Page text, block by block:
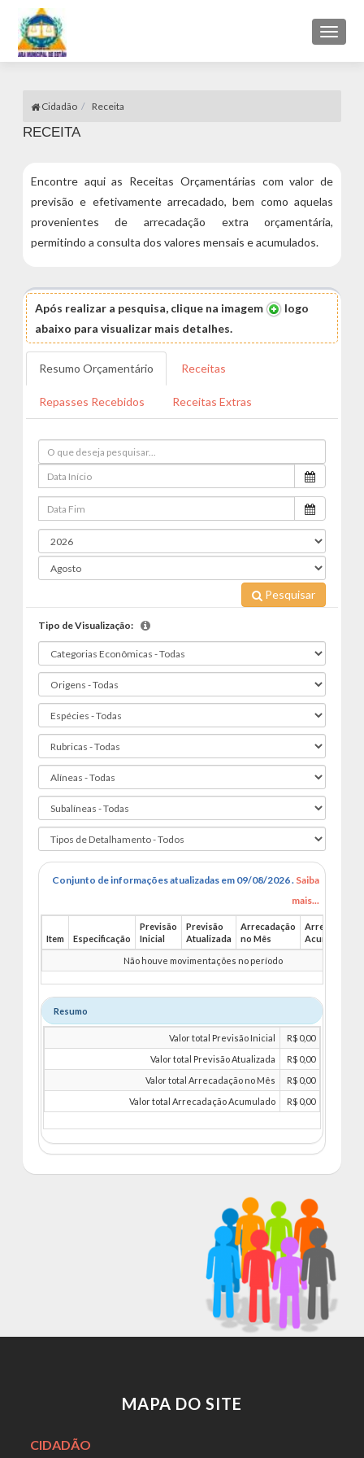
Toggle
Cidadão Receita
RECEITA
Encontre aqui as Receitas Orçamentárias com valor de
previsão e efetivamente arrecadado, bem como aquelas
provenientes de arrecadação extra orçamentária,
permitindo a consulta dos valores mensais e acumulados.
Após realizar a pesquisa, clique na imagem
logo
abaixo para visualizar mais detalhes.
Resumo Orçamentário Receitas
Repasses Recebidos Receitas Extras
Pesquisar
Tipo de Visualização:
Conjunto de informações atualizadas em 09/08/2026 . Saiba
mais...
Item Especificação
Previsão
Inicial
Previsão
Atualizada
Arrecadação
no Mês
Arrecadação
Acumulado
Não houve movimentações no período
Resumo
Valor total Previsão Inicial
R$ 0,00
Valor total Previsão Atualizada
R$ 0,00
Valor total Arrecadação no Mês
R$ 0,00
Valor total Arrecadação Acumulado
R$ 0,00
MAPA DO SITE
CIDADÃO